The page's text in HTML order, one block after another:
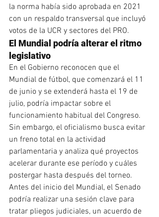
la norma había sido aprobada en 2021
con un respaldo transversal que incluyó
votos de la UCR y sectores del PRO.
El Mundial podría alterar el ritmo
legislativo
En el Gobierno reconocen que el
Mundial de fútbol, que comenzará el 11
de junio y se extenderá hasta el 19 de
julio, podría impactar sobre el
funcionamiento habitual del Congreso.
Sin embargo, el oficialismo busca evitar
un freno total en la actividad
parlamentaria y analiza qué proyectos
acelerar durante ese período y cuáles
postergar hasta después del torneo.
Antes del inicio del Mundial, el Senado
podría realizar una sesión clave para
tratar pliegos judiciales, un acuerdo de